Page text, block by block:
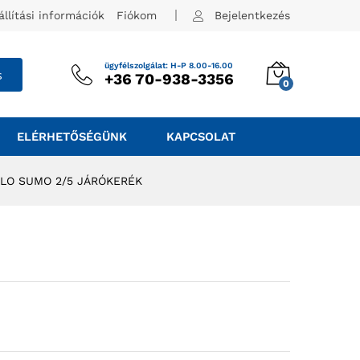
információk Fiókom Bejelentkezés
ügyfélszolgálat: H-P 8.00-16.00
+36 70-938-3356 0
ELÉRHETŐSÉGÜNK KAPCSOLAT
SUMO 2/5 JÁRÓKERÉK